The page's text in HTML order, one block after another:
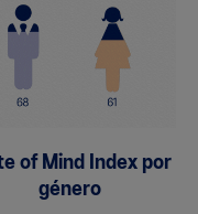
of Mind Index por
género